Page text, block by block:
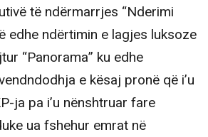
të ndërmarrjes “Nderimi
edhe ndërtimin e lagjes luksoze
“Panorama” ku edhe
e kësaj pronë që i’u
ja pa i’u nënshtruar fare
ua fshehur emrat në